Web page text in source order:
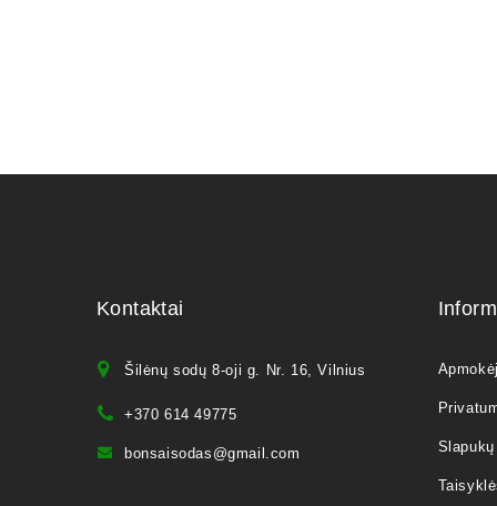
Kontaktai
Šilėnų sodų 8-oji g. Nr. 16, Vilnius
+370 614 49775
bonsaisodas@gmail.com